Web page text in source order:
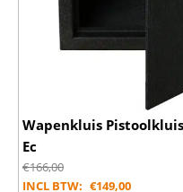
Wapenkluis
Ec
€166,00
INCL BTW: €149,00